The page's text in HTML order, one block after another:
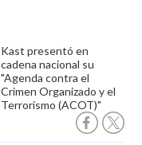
Kast presentó en
cadena nacional su
"Agenda contra el
Crimen Organizado y el
Terrorismo (ACOT)"